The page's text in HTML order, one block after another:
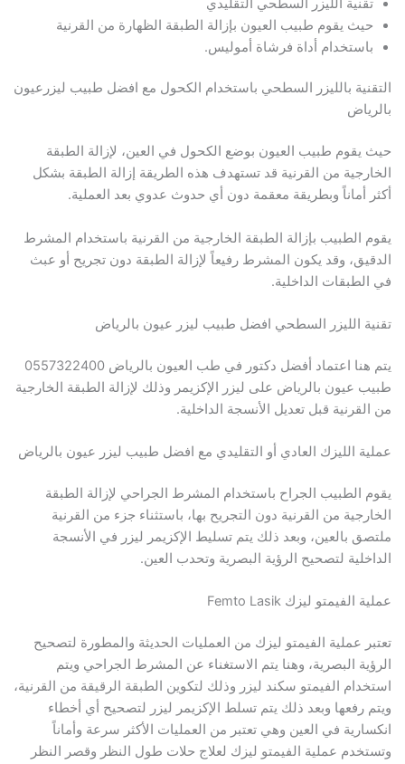
حيث يقوم طبيب العيون بإزالة الطبقة الظهارة من القرنية
باستخدام أداة فرشاة أموليس.
التقنية بالليزر السطحي باستخدام الكحول مع افضل طبيب ليزرعيون
بالرياض
حيث يقوم طبيب العيون بوضع الكحول في العين، لإزالة الطبقة
الخارجية من القرنية قد تستهدف هذه الطريقة إزالة الطبقة بشكل
أكثر أماناً وبطريقة معقمة دون أي حدوث عدوي بعد العملية.
يقوم الطبيب بإزالة الطبقة الخارجية من القرنية باستخدام المشرط
الدقيق، وقد يكون المشرط رفيعاً لإزالة الطبقة دون تجريح أو عبث
في الطبقات الداخلية.
تقنية الليزر السطحي افضل طبيب ليزر عيون بالرياض
يتم هنا اعتماد أفضل دكتور في طب العيون بالرياض 0557322400
طبيب عيون بالرياض على ليزر الإكزيمر وذلك لإزالة الطبقة الخارجية
من القرنية قبل تعديل الأنسجة الداخلية.
عملية الليزك العادي أو التقليدي مع افضل طبيب ليزر عيون بالرياض
يقوم الطبيب الجراح باستخدام المشرط الجراحي لإزالة الطبقة
الخارجية من القرنية دون التجريح بها، باستثناء جزء من القرنية
ملتصق بالعين، وبعد ذلك يتم تسليط الإكزيمر ليزر في الأنسجة
الداخلية لتصحيح الرؤية البصرية وتحدب العين.
عملية الفيمتو ليزك Femto Lasik
تعتبر عملية الفيمتو ليزك من العمليات الحديثة والمطورة لتصحيح
الرؤية البصرية، وهنا يتم الاستغناء عن المشرط الجراحي ويتم
استخدام الفيمتو سكند ليزر وذلك لتكوين الطبقة الرقيقة من القرنية،
ويتم رفعها وبعد ذلك يتم تسلط الإكزيمر ليزر لتصحيح أي أخطاء
انكسارية في العين وهي تعتبر من العمليات الأكثر سرعة وأماناً
وتستخدم عملية الفيمتو ليزك لعلاج حلات طول النظر وقصر النظر